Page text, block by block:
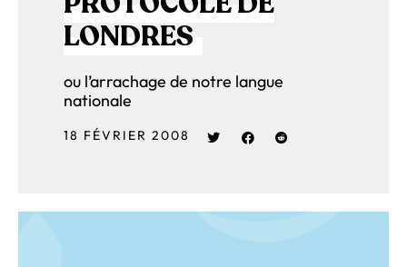
LONDRES
ou l’arrachage de notre langue
nationale
18 FÉVRIER 2008